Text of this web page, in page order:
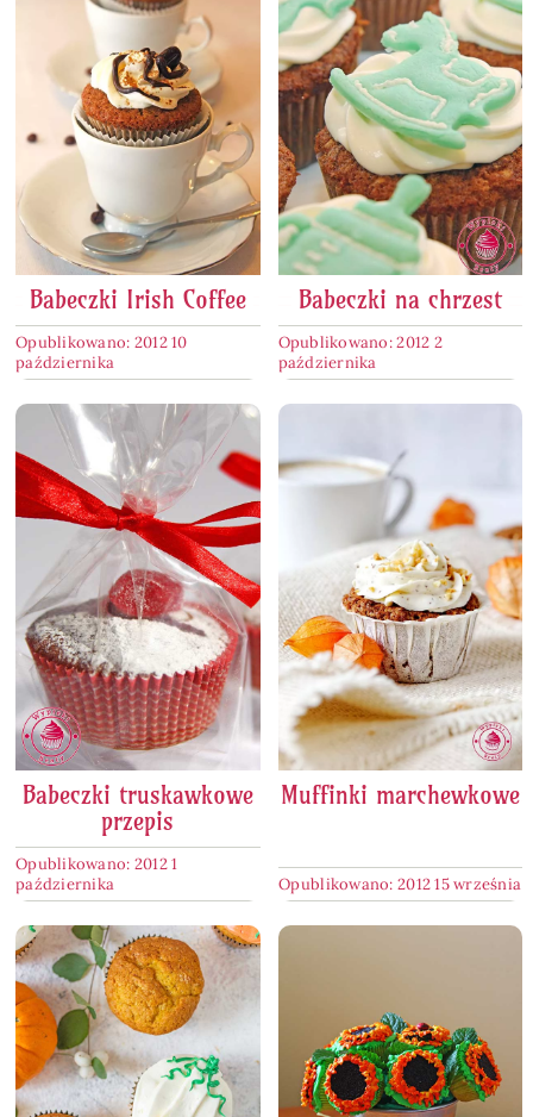
Babeczki Irish Coffee
Opublikowano: 2012 10
października
Babeczki na chrzest
Opublikowano: 2012 2
października
Babeczki truskawkowe
przepis
Opublikowano: 2012 1
października
Muffinki marchewkowe
Opublikowano: 2012 15 września